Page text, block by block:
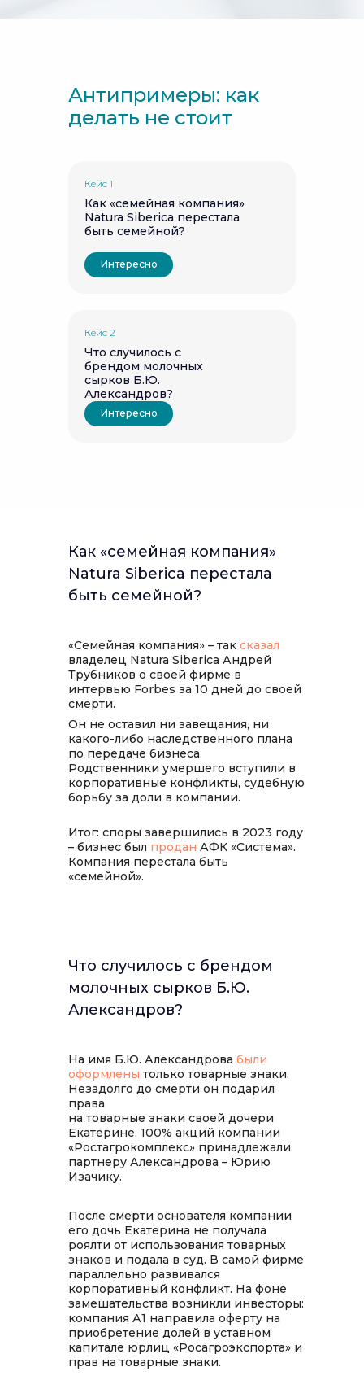
Антипримеры: как
делать не стоит
Как «семейная компания»
Natura Siberica перестала
быть семейной?
Интересно
Кейс 1
Что случилось с
брендом молочных
сырков Б.Ю.
Александров?
Интересно
Кейс 2
«Семейная компания» – так сказал
владелец Natura Siberica Андрей
Трубников о своей фирме в
интервью Forbes за 10 дней до своей
смерти.
Он не оставил ни завещания, ни
какого-либо наследственного плана
по передаче бизнеса.
Родственники умершего вступили в
корпоративные конфликты, судебную
борьбу за доли в компании.
Как «семейная компания»
Natura Siberica перестала
быть семейной?
Итог: споры завершились в 2023 году
– бизнес был продан АФК «Система».
Компания перестала быть
«семейной».
Что случилось с брендом
молочных сырков Б.Ю.
Александров?
На имя Б.Ю. Александрова были
оформлены только товарные знаки.
Незадолго до смерти он подарил
права
на товарные знаки своей дочери
Екатерине. 100% акций компании
«Ростагрокомплекс» принадлежали
партнеру Александрова – Юрию
Изачику.
После смерти основателя компании
его дочь Екатерина не получала
роялти от использования товарных
знаков и подала в суд. В самой фирме
параллельно развивался
корпоративный конфликт. На фоне
замешательства возникли инвесторы:
компания А1 направила оферту на
приобретение долей в уставном
капитале юрлиц «Росагроэкспорта» и
прав на товарные знаки.